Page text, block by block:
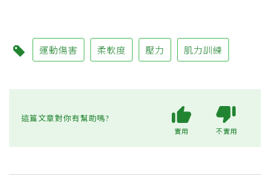
運動傷害 柔軟度 壓力 肌力訓練
這篇文章對你有幫助嗎?
實用 不實用